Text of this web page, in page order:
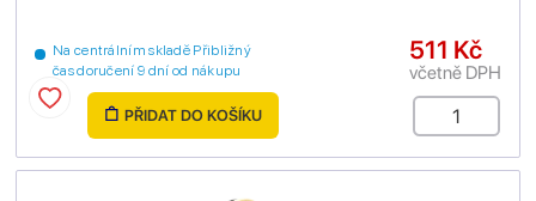
Na centrálním skladě Přibližný
čas doručení 9 dní od nákupu
511 Kč
včetně DPH
PŘIDAT DO KOŠÍKU